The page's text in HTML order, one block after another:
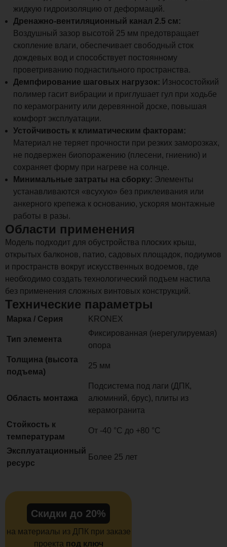
жидкую гидроизоляцию от деформаций.
Дренажно-вентиляционный канал 2.5 см:
Воздушный зазор высотой 25 мм предотвращает
скопление влаги, обеспечивает свободный сток
дождевых вод и способствует постоянному
проветриванию поднастильного пространства.
Демпфирование шаговых нагрузок: Износостойкий
полимер гасит вибрации и приглушает гул при ходьбе
по керамограниту или деревянной доске, повышая
комфорт эксплуатации.
Устойчивость к климатическим факторам:
Материал не теряет прочности при резких заморозках,
не подвержен биопоражению (плесени, гниению) и
сохраняет форму при нагреве на солнце.
Минимальные затраты на сборку: Элементы
устанавливаются «всухую» без приклеивания или
анкерного крепежа к основанию, ускоряя монтажные
работы в разы.
Области применения
Модель подходит для обустройства плоских крыш,
открытых балконов, патио, садовых площадок, подиумов
и пространств вокруг искусственных водоемов, где
необходимо создать технологический подъем настила
без применения сложных винтовых конструкций.
Технические параметры
Марка / Серия KRONEX
Тип элемента
Фиксированная (нерегулируемая)
опора
Толщина (высота
подъема)
25 мм
Область монтажа
Подсистема под лаги (ДПК,
алюминий, брус), плиты из
керамогранита
Стойкость к
температурам
От -40 °C до +80 °C
Эксплуатационный
ресурс
Более 25 лет
Скидки до 20%
на материалы из ДПК при заказе
проекта под ключ